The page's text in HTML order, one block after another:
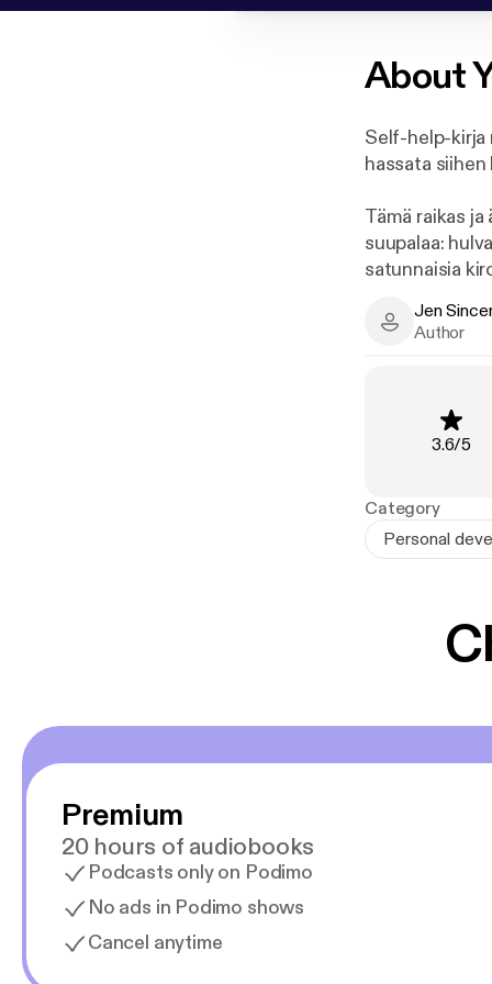
About
Self-help-kirja
hassata siihen
Tämä raikas
suupalaa:
satunnaisia
uskomukset
Kun olet
Voimaa
Jen Sincero -
Jen
Author
Rating
3.6/5
Category
Personal
Premium
20 hours of audiobooks
Podcasts only on Podimo
No ads in Podimo shows
Cancel anytime